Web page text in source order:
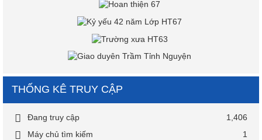
THỐNG KÊ TRUY CẬP
Đang truy cập
1,406
Máy chủ tìm kiếm
1